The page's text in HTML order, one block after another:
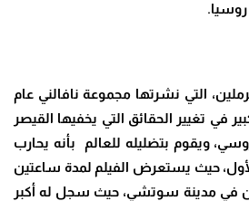
التي نشرتها مجموعة نافالني عام
الكبير في تغيير الحقائق التي يخفيها القيصر
ويقوم بتضليله للعالم بأنه يحارب
حيث يستعرض الفيلم لمدة ساعتين
في مدينة سوتشي، حيث سجل له أكبر